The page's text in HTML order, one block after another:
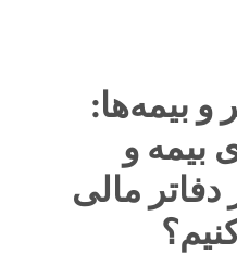
بیمه‌ها:
بیمه و
مالی